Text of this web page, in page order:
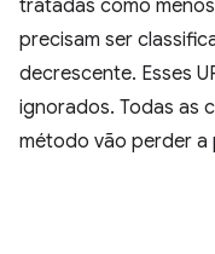
tratadas como
precisam ser
decrescente. Esses
ignorados. Todas as
método vão perder a